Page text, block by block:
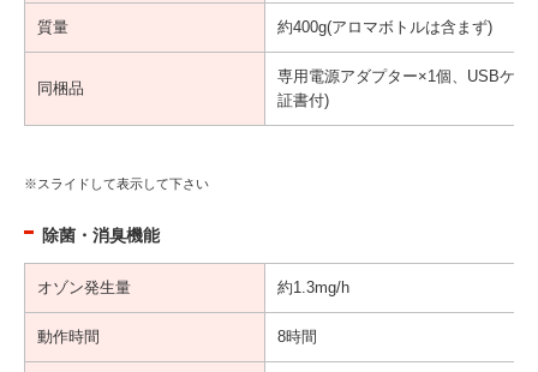
質量 約400g(アロマボトルは含まず)
同梱品
専用電源アダプター×1個、USBケー
証書付)
除菌・消臭機能
オゾン発生量 約1.3mg/h
動作時間 8時間